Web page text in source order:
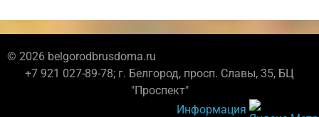
© 2026 belgorodbrusdoma.ru
+7 921 027-89-78; г. Белгород, просп. Славы, 35, БЦ
"Проспект"
Информация